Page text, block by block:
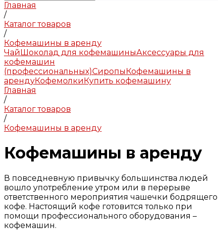
Главная
/
Каталог товаров
/
Кофемашины в аренду
ЧайШоколад для кофемашиныАксессуары для
кофемашин
(профессиональных)СиропыКофемашины в
арендуКофемолкиКупить кофемашину
Главная
/
Каталог товаров
/
Кофемашины в аренду
Кофемашины в аренду
В повседневную привычку большинства людей
вошло употребление утром или в перерыве
ответственного мероприятия чашечки бодрящего
кофе. Настоящий кофе готовится только при
помощи профессионального оборудования –
кофемашин.